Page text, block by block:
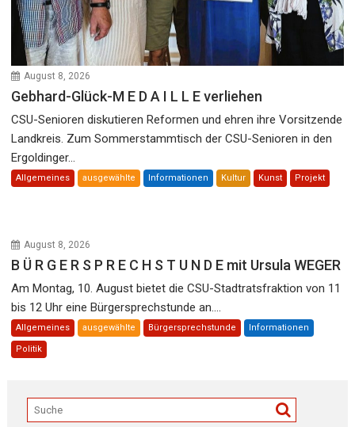
August 8, 2026
Gebhard-Glück-M E D A I L L E verliehen
CSU-Senioren diskutieren Reformen und ehren ihre Vorsitzende
Landkreis. Zum Sommerstammtisch der CSU-Senioren in den
Ergoldinger...
Allgemeines ausgewählte Informationen Kultur Kunst Projekt
August 8, 2026
B Ü R G E R S P R E C H S T U N D E mit Ursula WEGER
Am Montag, 10. August bietet die CSU-Stadtratsfraktion von 11
bis 12 Uhr eine Bürgersprechstunde an....
Allgemeines ausgewählte Bürgersprechstunde Informationen
Politik